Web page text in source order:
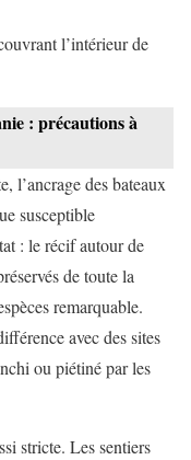
l’intérieur de
: précautions à
l’ancrage des bateaux
susceptible
: le récif autour de
de toute la
remarquable.
avec des sites
ou piétiné par les
stricte. Les sentiers